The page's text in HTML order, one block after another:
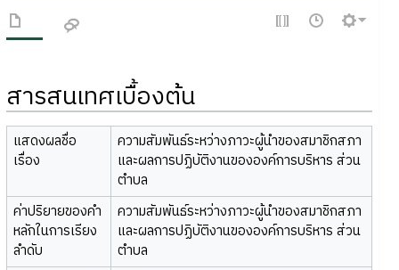
สารสนเทศเบื้องต้น
แสดงผลชื่อ
เรื่อง
ความสัมพันธ์ระหว่างภาวะผู้นำของสมาชิกสภา
และผลการปฏิบัติงานขององค์การบริหาร ส่วน
ตำบล
ค่าปริยายของคำ
หลักในการเรียง
ลำดับ
ความสัมพันธ์ระหว่างภาวะผู้นำของสมาชิกสภา
และผลการปฏิบัติงานขององค์การบริหาร ส่วน
ตำบล